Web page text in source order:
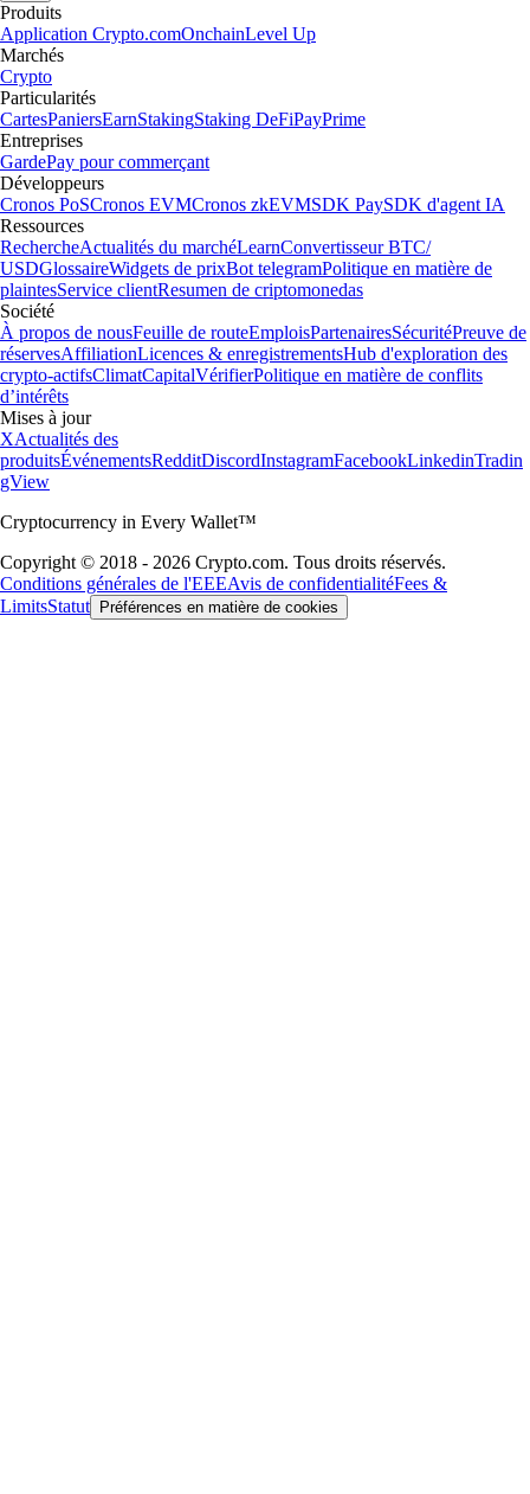
Produits
Application Crypto.comOnchainLevel Up
Marchés
Crypto
Particularités
CartesPaniersEarnStakingStaking DeFiPayPrime
Entreprises
GardePay pour commerçant
Développeurs
Cronos PoSCronos EVMCronos zkEVMSDK PaySDK d'agent IA
Ressources
RechercheActualités du marchéLearnConvertisseur BTC/
USDGlossaireWidgets de prixBot telegramPolitique en matière de
plaintesService clientResumen de criptomonedas
Société
À propos de nousFeuille de routeEmploisPartenairesSécuritéPreuve de
réservesAffiliationLicences & enregistrementsHub d'exploration des
crypto-actifsClimatCapitalVérifierPolitique en matière de conflits
d’intérêts
Mises à jour
XActualités des
produitsÉvénementsRedditDiscordInstagramFacebookLinkedinTradin
gView
Cryptocurrency in Every Wallet™
Copyright © 2018 - 2026 Crypto.com. Tous droits réservés.
Conditions générales de l'EEEAvis de confidentialitéFees &
LimitsStatut Préférences en matière de cookies